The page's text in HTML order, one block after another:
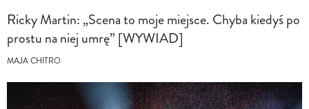
Ricky Martin: „Scena to moje miejsce. Chyba kiedyś po
prostu na niej umrę” [WYWIAD]
MAJA CHITRO